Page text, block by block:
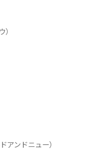
アンドニュー）